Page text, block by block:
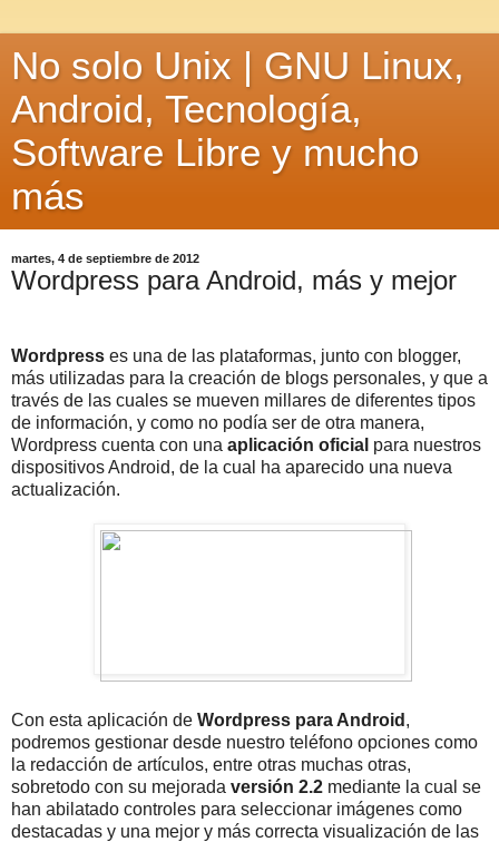
No solo Unix | GNU Linux,
Android, Tecnología,
Software Libre y mucho
más
martes, 4 de septiembre de 2012
Wordpress para Android, más y mejor
Wordpress es una de las plataformas, junto con blogger,
más utilizadas para la creación de blogs personales, y que a
través de las cuales se mueven millares de diferentes tipos
de información, y como no podía ser de otra manera,
Wordpress cuenta con una aplicación oficial para nuestros
dispositivos Android, de la cual ha aparecido una nueva
actualización.
Con esta aplicación de Wordpress para Android ,
podremos gestionar desde nuestro teléfono opciones como
la redacción de artículos, entre otras muchas otras,
sobretodo con su mejorada versión 2.2 mediante la cual se
han abilatado controles para seleccionar imágenes como
destacadas y una mejor y más correcta visualización de las